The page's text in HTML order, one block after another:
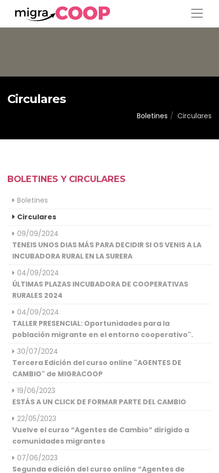
Circulares
Boletines Circulares
BOLETINES Y CIRCULARES
Boletines
Circulares
09/09/2024
TENEIS UNOS DIAS MÁS PARA DECIDIR SI OS VENIS A LA
INCUBADORA RURAL EN LA SURERA
04/09/2024
ÚLTIMAS PLAZAS INCUBADORA DE COOPERATIVAS
RURALES 2024
04/09/2024
TALLER PRESENCIAL: Oportunidades para la
población migrante en el entorno cooperativo".
30/07/2024
Tercera Edición del curso online "AGENTES DE
CAMBIO" de MIGRACOOP
19/06/2023
ESTÁS A UN CLICK DE FORMAR PARTE DEL CAMBIO
22/05/2023
Vuelve el curso “Agentes de Cambio” dirigido a
comunidades migrantes
07/06/2023
Segunda edición del curso online “Agentes de